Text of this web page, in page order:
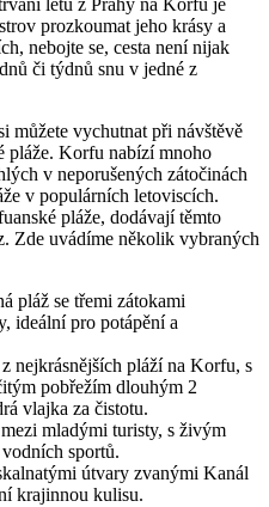
letu z Prahy na Korfu je
prozkoumat jeho krásy a
nebojte se, cesta není nijak
či týdnů snu v jedné z
můžete vychutnat při návštěvě
pláže. Korfu nabízí mnoho
v neporušených zátočinách
v populárních letoviscích.
pláže, dodávají těmto
Zde uvádíme několik vybraných
pláž se třemi zátokami
ideální pro potápění a
nejkrásnějších pláží na Korfu, s
pobřežím dlouhým 2
vlajka za čistotu.
mladými turisty, s živým
sportů.
útvary zvanými Kanál
krajinnou kulisu.